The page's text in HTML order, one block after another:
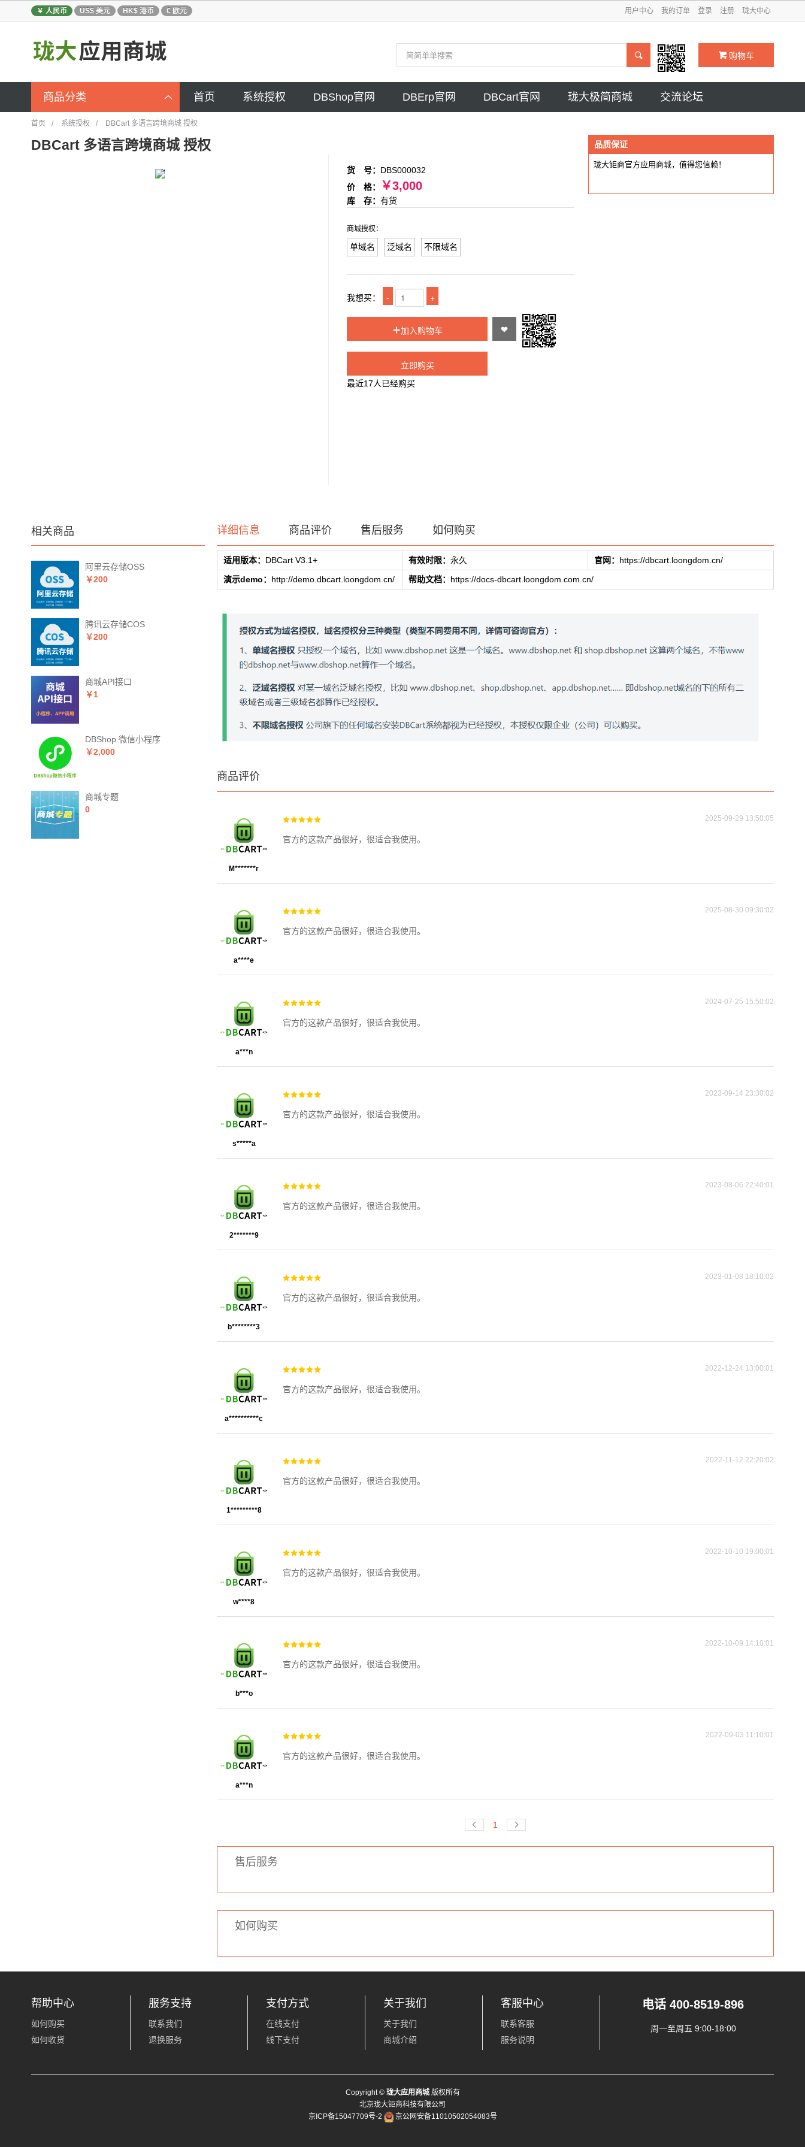
￥ 人民币 US$ 美元 HK$ 港币 € 欧元 用户中心 我的订单 登录 注册 珑大中心
 购物车
商品分类  首页 系统授权 DBShop官网 DBErp官网 DBCart官网 珑大极简商城 交流论坛
首页 / 系统授权 / DBCart 多语言跨境商城 授权
DBCart 多语言跨境商城 授权
货 号： DBS000032
价 格：
￥3,000
库 存： 有货
商城授权：
单域名 泛域名 不限域名
我想买： - +
加入购物车 
立即购买
最近17人已经购买
品质保证
珑大钜商官方应用商城，值得您信赖！
相关商品
阿里云存储OSS
￥200
腾讯云存储COS
￥200
商城API接口
￥1
DBShop 微信小程序
￥2,000
商城专题
0
详细信息 商品评价 售后服务 如何购买
适用版本： DBCart V3.1+ 有效时限： 永久 官网： https://dbcart.loongdom.cn/
演示demo： http://demo.dbcart.loongdom.cn/ 帮助文档： https://docs-dbcart.loongdom.com.cn/
商品评价
2025-09-29 13:50:05
官方的这款产品很好，很适合我使用。
M*******r
2025-08-30 09:30:02
官方的这款产品很好，很适合我使用。
a****e
2024-07-25 15:50:02
官方的这款产品很好，很适合我使用。
a***n
2023-09-14 23:30:02
官方的这款产品很好，很适合我使用。
s*****a
2023-08-06 22:40:01
官方的这款产品很好，很适合我使用。
2*******9
2023-01-08 18:10:02
官方的这款产品很好，很适合我使用。
b********3
2022-12-24 13:00:01
官方的这款产品很好，很适合我使用。
a**********c
2022-11-12 22:20:02
官方的这款产品很好，很适合我使用。
1*********8
2022-10-10 19:00:01
官方的这款产品很好，很适合我使用。
w****8
2022-10-09 14:10:01
官方的这款产品很好，很适合我使用。
b***o
2022-09-03 11:10:01
官方的这款产品很好，很适合我使用。
a***n
 1 
售后服务
如何购买
帮助中心
如何购买
如何收货
服务支持
联系我们
退换服务
支付方式
在线支付
线下支付
关于我们
关于我们
商城介绍
客服中心
联系客服
服务说明
电话 400-8519-896
周一至周五 9:00-18:00
Copyright © 珑大应用商城版权所有
北京珑大钜商科技有限公司
京ICP备15047709号-2
京公网安备11010502054083号